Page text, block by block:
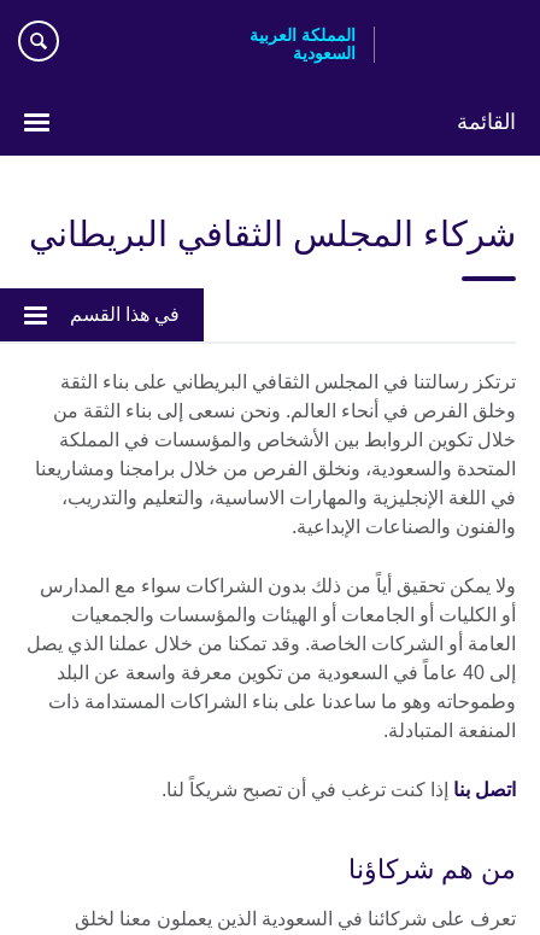
المملكة العربية
السعودية
القائمة
شركاء المجلس الثقافي البريطاني
في هذا القسم
ترتكز رسالتنا في المجلس الثقافي البريطاني على بناء الثقة
وخلق الفرص في أنحاء العالم. ونحن نسعى إلى بناء الثقة من
خلال تكوين الروابط بين الأشخاص والمؤسسات في المملكة
المتحدة والسعودية، ونخلق الفرص من خلال برامجنا ومشاريعنا
في اللغة الإنجليزية والمهارات الاساسية، والتعليم والتدريب،
والفنون والصناعات الإبداعية.
ولا يمكن تحقيق أياً من ذلك بدون الشراكات سواء مع المدارس
أو الكليات أو الجامعات أو الهيئات والمؤسسات والجمعيات
العامة أو الشركات الخاصة. وقد تمكنا من خلال عملنا الذي يصل
إلى 40 عاماً في السعودية من تكوين معرفة واسعة عن البلد
وطموحاته وهو ما ساعدنا على بناء الشراكات المستدامة ذات
المنفعة المتبادلة.
اتصل بنا إذا كنت ترغب في أن تصبح شريكاً لنا.
من هم شركاؤنا
تعرف على شركائنا في السعودية الذين يعملون معنا لخلق